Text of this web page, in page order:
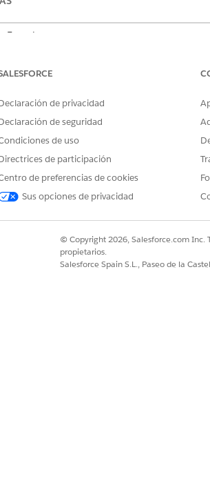
para implicar a los solicitantes
de subvenciones (Grantmaking).
de subvenciones (Grantmaking)
(Grantmaking) en su
(Grantmaking) y configure
SU PROBLEMA?
mejorar!
de privacidad
de seguridad
de uso
de participación
de preferencias de cookies
Sus opciones de privacidad
© Copyright 2026, Salesforce.com Inc.
propietarios.
Salesforce Spain S.L., Paseo de la